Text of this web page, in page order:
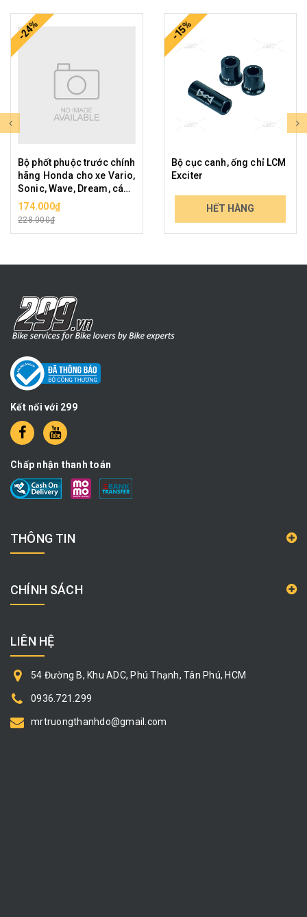
-24%
Bộ phốt phuộc trước chính
hãng Honda cho xe Vario,
Sonic, Wave, Dream, các
xe phổ thông cỡ nhỏ
174.000₫
228.000₫
-15%
Bộ cục canh, ống chỉ LCM
Exciter
119.000₫HẾT HÀNG
Kết nối với 299
Chấp nhận thanh toán
THÔNG TIN
CHÍNH SÁCH
LIÊN HỆ
54 Đường B, Khu ADC, Phú Thạnh, Tân Phú, HCM
0936.721.299
mrtruongthanhdo@gmail.com